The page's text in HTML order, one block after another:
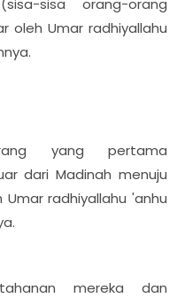
sisa orang-orang
oleh Umar radhiyallahu
yang pertama
dari Madinah menuju
radhiyallahu 'anhu
mereka dan